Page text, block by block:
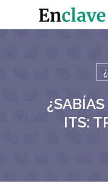
Presiona
ITS: